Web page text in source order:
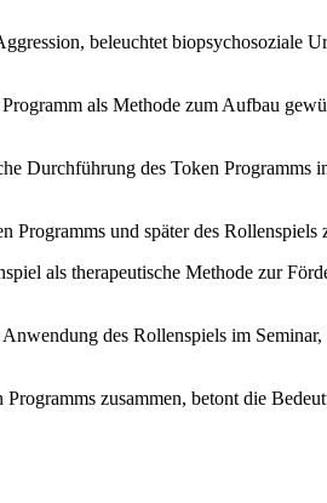
beleuchtet biopsychosoziale
als Methode zum Aufbau
Durchführung des Token Programms
und später des
als therapeutische Methode zur
des Rollenspiels im
zusammen, betont die